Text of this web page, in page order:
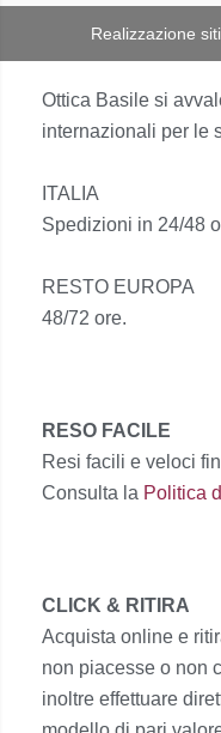
Realizzazione
Ottica Basile si
internazionali per le
ITALIA
Spedizioni in 24/48
RESTO EUROPA
48/72 ore.
RESO FACILE
Resi facili e veloci
Consulta la Politica
CLICK & RITIRA
Acquista online e
non piacesse o non
inoltre effettuare